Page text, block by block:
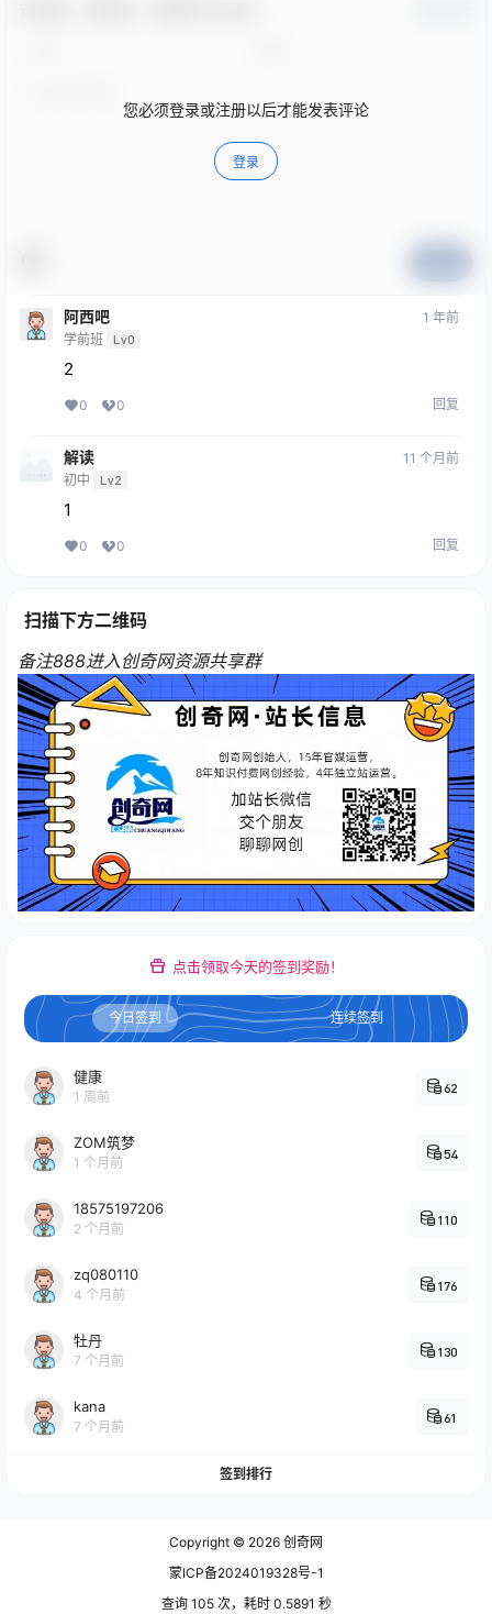
您必须登录或注册以后才能发表评论
登录
阿西吧
学前班 Lv0
1 年前
2
0 0 回复
解读
初中 Lv2
11 个月前
1
0 0 回复
扫描下方二维码
备注888进入创奇网资源共享群
点击领取今天的签到奖励！
今日签到 连续签到
健康
1 周前
62
ZOM筑梦
1 个月前
54
18575197206
2 个月前
110
zq080110
4 个月前
176
牡丹
7 个月前
130
kana
7 个月前
61
签到排行
Copyright © 2026 创奇网
蒙ICP备2024019328号-1
查询 105 次，耗时 0.5891 秒